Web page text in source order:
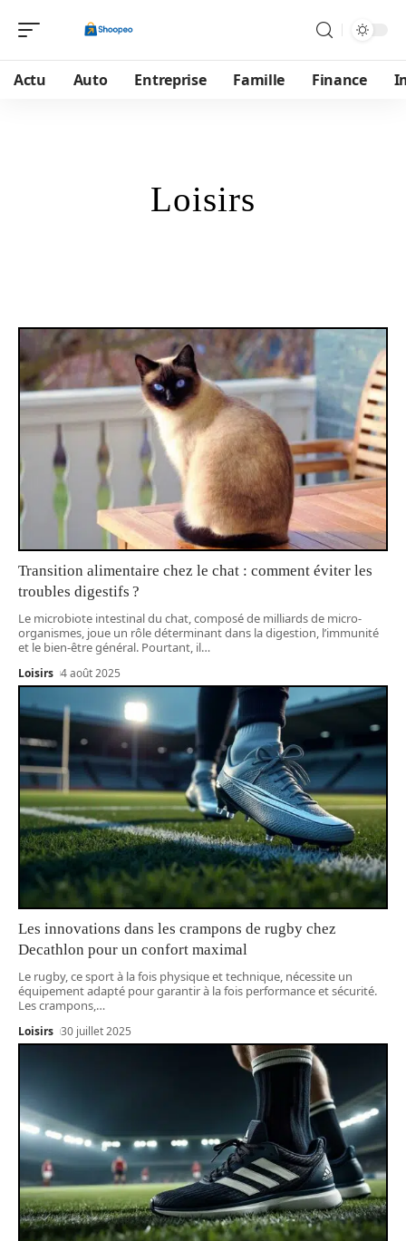
Actu Auto Entreprise Famille Finance
Loisirs
Transition alimentaire chez le chat : comment éviter les
troubles digestifs ?
Le microbiote intestinal du chat, composé de milliards de micro-
organismes, joue un rôle déterminant dans la digestion, l’immunité
et le bien-être général. Pourtant, il…
Loisirs 4 août 2025
Les innovations dans les crampons de rugby chez
Decathlon pour un confort maximal
Le rugby, ce sport à la fois physique et technique, nécessite un
équipement adapté pour garantir à la fois performance et sécurité.
Les crampons, …
Loisirs 30 juillet 2025